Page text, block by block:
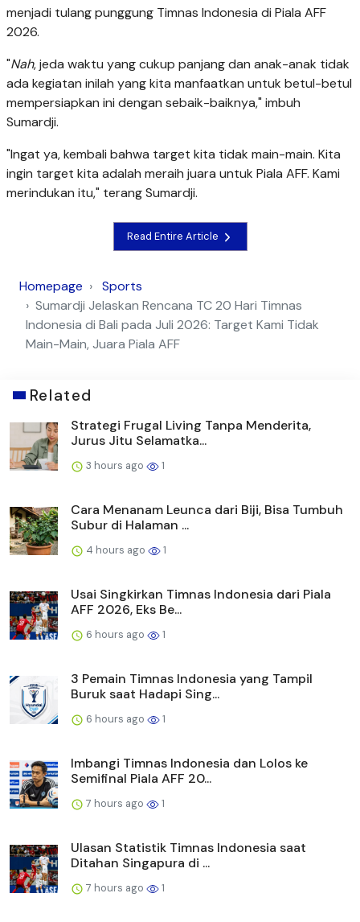
menjadi tulang punggung Timnas Indonesia di Piala AFF
2026.
"Nah, jeda waktu yang cukup panjang dan anak-anak tidak
ada kegiatan inilah yang kita manfaatkan untuk betul-betul
mempersiapkan ini dengan sebaik-baiknya," imbuh
Sumardji.
"Ingat ya, kembali bahwa target kita tidak main-main. Kita
ingin target kita adalah meraih juara untuk Piala AFF. Kami
merindukan itu," terang Sumardji.
Read Entire Article
Homepage
Sports
Sumardji Jelaskan Rencana TC 20 Hari Timnas
Indonesia di Bali pada Juli 2026: Target Kami Tidak
Main-Main, Juara Piala AFF
Related
Strategi Frugal Living Tanpa Menderita,
Jurus Jitu Selamatka...
3 hours ago 1
Cara Menanam Leunca dari Biji, Bisa Tumbuh
Subur di Halaman ...
4 hours ago 1
Usai Singkirkan Timnas Indonesia dari Piala
AFF 2026, Eks Be...
6 hours ago 1
3 Pemain Timnas Indonesia yang Tampil
Buruk saat Hadapi Sing...
6 hours ago 1
Imbangi Timnas Indonesia dan Lolos ke
Semifinal Piala AFF 20...
7 hours ago 1
Ulasan Statistik Timnas Indonesia saat
Ditahan Singapura di ...
7 hours ago 1